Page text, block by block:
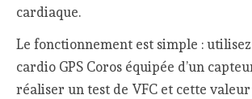
cardiaque.
Le fonctionnement est simple :
cardio GPS Coros équipée d’un
réaliser un test de VFC et cette